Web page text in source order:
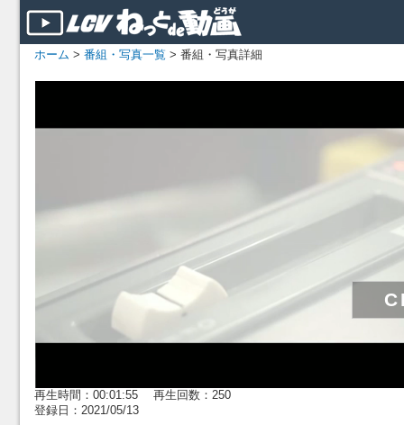
ホーム > 番組・写真一覧 > 番組・写真詳細
再生時間：00:01:55 再生回数：250
登録日：2021/05/13